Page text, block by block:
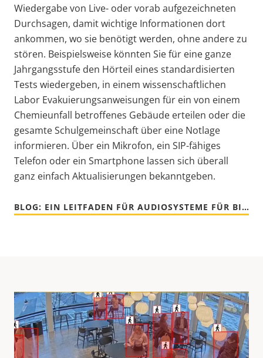
Wiedergabe von Live- oder vorab aufgezeichneten
Durchsagen, damit wichtige Informationen dort
ankommen, wo sie benötigt werden, ohne andere zu
stören. Beispielsweise könnten Sie für eine ganze
Jahrgangsstufe den Hörteil eines standardisierten
Tests wiedergeben, in einem wissenschaftlichen
Labor Evakuierungsanweisungen für ein von einem
Chemieunfall betroffenes Gebäude erteilen oder die
gesamte Schulgemeinschaft über eine Notlage
informieren. Über ein Mikrofon, ein SIP-fähiges
Telefon oder ein Smartphone lassen sich überall
ganz einfach Aktualisierungen bekanntgeben.
BLOG: EIN LEITFADEN FÜR AUDIOSYSTEME FÜR BILDUNGSEINRICHTUNGEN [EN]